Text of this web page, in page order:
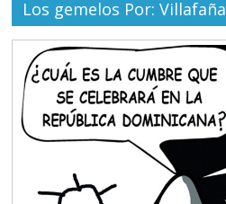
Los gemelos Por: Villafaña